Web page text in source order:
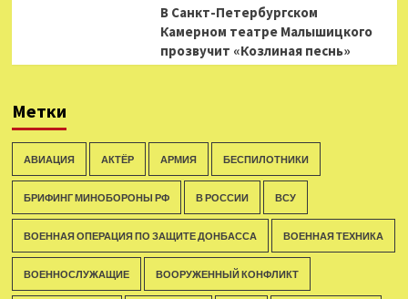
В Санкт-Петербургском
Камерном театре Малышицкого
прозвучит «Козлиная песнь»
Метки
АВИАЦИЯ АКТЁР АРМИЯ БЕСПИЛОТНИКИ
БРИФИНГ МИНОБОРОНЫ РФ В РОССИИ ВСУ
ВОЕННАЯ ОПЕРАЦИЯ ПО ЗАЩИТЕ ДОНБАССА ВОЕННАЯ ТЕХНИКА
ВОЕННОСЛУЖАЩИЕ ВООРУЖЕННЫЙ КОНФЛИКТ